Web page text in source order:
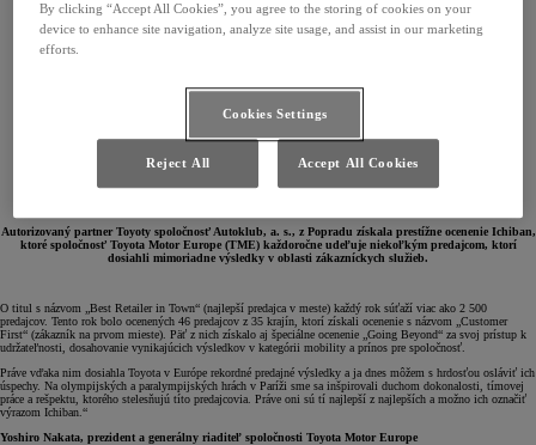
Autorizovaný partner Toyoty spoločnosť Autoklub, a. s., z Popradu získala prestížne ocenenie Ichiban,
ktoré spoločnosť Toyota Motor Europe (TME) každoročne udeľuje niekoľkým predajcom, ktorí
dosiahli mimoriadne výsledky v oblasti zákazníckych služieb.
O titul s názvom „Best Retailer in Town“ (najlepší predajca v meste) každý rok súťaží viac ako 2 500
predajcov. Tento rok bolo ocenených 46 predajcov z 35 krajín, ktorí získali ocenenie s názvom „Customer
First“ (zákazník na prvom mieste). Päť z nich získalo aj špeciálne ocenenie „Going Beyond“ za svoj prístup k
udržateľnosti, dosahovanie vynikajúcich výsledkov v kategórii mobility a prínos pre spoločnosť.
Práve vďaka nim dosiahla Toyota v Európe rekordné predajné výsledky a ja dnes môžem s hrdosťou osláviť ich
úspechy. Na olympijských a paralympijských hrách v Paríži sme sa inšpirovali duchom dokonalosti, tímovej
práce a rešpektu, ktorého stelesňujú títo predajcovia. Práve oni sú tí najlepší z najlepších a možno ich označiť
výrazom Ichiban.“
Yoshiro Nakata, prezident a generálny riaditeľ spoločnosti Toyota Motor Europe
By clicking “Accept All Cookies”, you agree to the storing of cookies on your
device to enhance site navigation, analyze site usage, and assist in our marketing
efforts.
Cookies Settings
Reject All Accept All Cookies